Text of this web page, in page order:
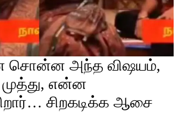
சொன்ன அந்த விஷயம்,
என்ன
சிறகடிக்க ஆசை